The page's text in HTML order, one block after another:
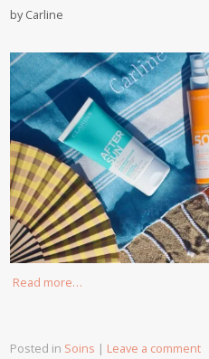
byCarline
Read more…
Posted in Soins | Leave a comment